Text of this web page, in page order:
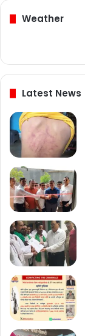
Weather
Latest News